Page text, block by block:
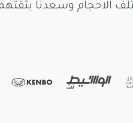
الاحجام وسعدنا